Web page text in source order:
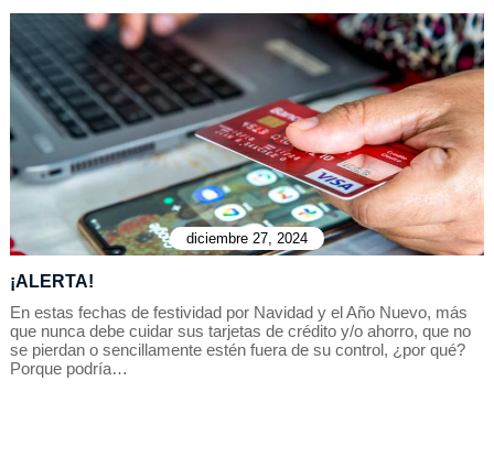
diciembre 27, 2024
¡ALERTA!
En estas fechas de festividad por Navidad y el Año Nuevo, más
que nunca debe cuidar sus tarjetas de crédito y/o ahorro, que no
se pierdan o sencillamente estén fuera de su control, ¿por qué?
Porque podría…